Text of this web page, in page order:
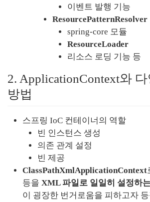
이벤트 발행 기능
ResourcePatternResolver
spring-core 모듈
ResourceLoader
리소스 로딩 기능 등
2. ApplicationContext와
방법
스프링 IoC 컨테이너의 역할
빈 인스턴스 생성
의존 관계 설정
빈 제공
ClassPathXmlApplicationContext
등을 XML 파일로 일일히 설정하